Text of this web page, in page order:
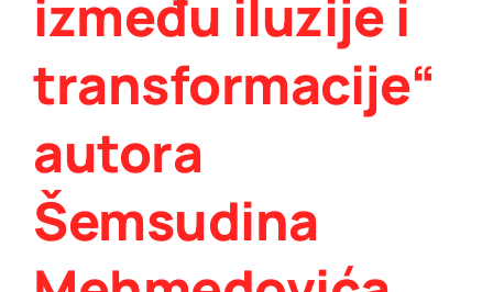
između iluzije i
transformacije“
autora
Šemsudina